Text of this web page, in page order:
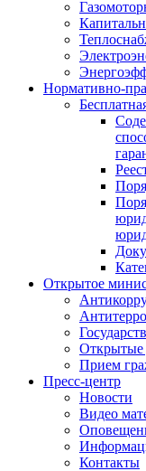
Нормативно-
Открытое
Открытые
Прием
Пресс-центр
Новости
Видео
Контакты